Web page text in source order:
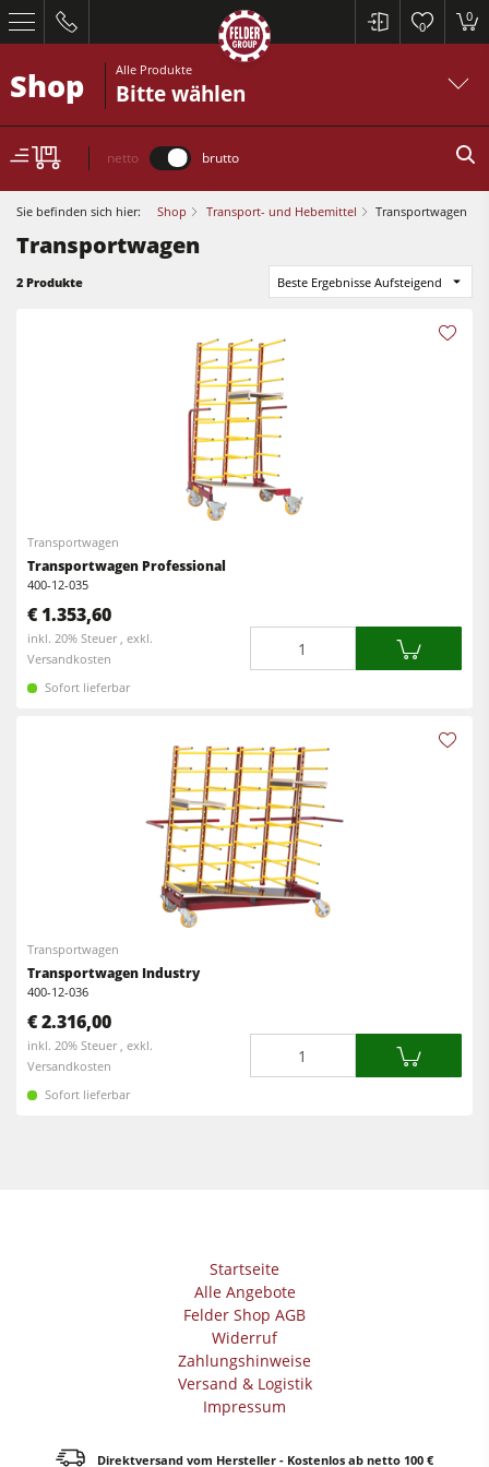
0
0
Kreissägen und Formatkreissägen
Kreissäge-Fräsmaschinen
CNC-Bearbeitungszentren
Kantenanleimmaschinen
CNC Fenster- und Türenbearbeitung
Langband- & Kantenschleifmaschinen
Bürst- und Bürstschleifmaschinen
Bohrmaschinen
Druckbalkensägen & Plattenaufteilsägen
Brikettierpressen
Heizplattenpressen & Vakuumpressen
Rohluftabsauggeräte
Reinluftabsauggeräte & Entstauber
Vorschubapparate
Werkstattausrüstung
F4Solutions Software
Kreissägen und Formatkreissägen
Kreissäge-Fräsmaschinen
Kombimaschinen
CNC Bearbeitungszentren
Kantenanleimmaschinen
Schleifmaschinen
Bohrmaschinen
Druckbalkensägen & Plattenaufteilsägen
Brikettierpressen
Absauggeräte & Entstauber
Vorschubapparate
Shop Alle Produkte
Bitte wählen
netto brutto
Sie befinden sich hier: Shop Transport- und Hebemittel Transportwagen
Transportwagen
2 Produkte Beste Ergebnisse Aufsteigend
Transportwagen
Transportwagen Professional
400-12-035
€ 1.353,60
inkl. 20% Steuer , exkl.
Versandkosten
Sofort lieferbar
Transportwagen
Transportwagen Industry
400-12-036
€ 2.316,00
inkl. 20% Steuer , exkl.
Versandkosten
Sofort lieferbar
Startseite
Alle Angebote
Felder Shop AGB
Widerruf
Zahlungshinweise
Versand & Logistik
Impressum
Direktversand vom Hersteller - Kostenlos ab netto 100 €